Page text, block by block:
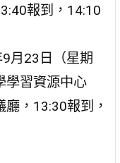
報到，14:10
月23日（星期
學習資源中心
廳，13:30報到，